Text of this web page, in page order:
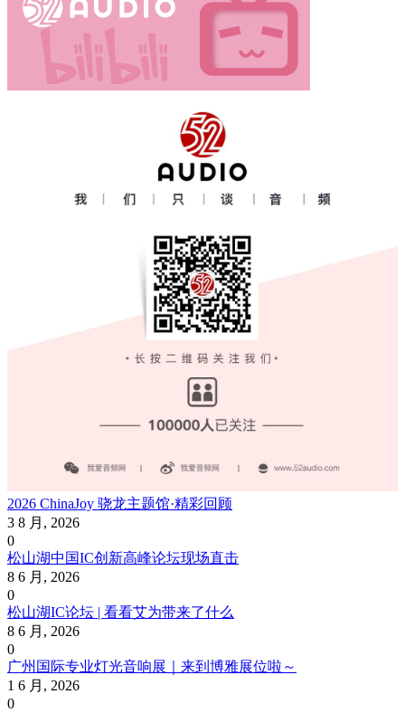
2026 ChinaJoy 骁龙主题馆·精彩回顾
3 8 月, 2026
0
松山湖中国IC创新高峰论坛现场直击
8 6 月, 2026
0
松山湖IC论坛 | 看看艾为带来了什么
8 6 月, 2026
0
广州国际专业灯光音响展｜来到博雅展位啦～
1 6 月, 2026
0